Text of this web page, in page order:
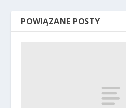
POWIĄZANE POSTY